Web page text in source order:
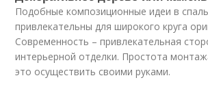
Подобные композиционные идеи в
привлекательны для широкого круга
Современность – привлекательная
интерьерной отделки. Простота
это осуществить своими руками.